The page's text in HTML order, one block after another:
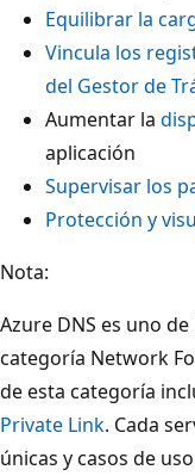
Equilibrar la
Vincula los
del Gestor de
Aumentar la
aplicación
Supervisar los
Protección y
Nota:
Azure DNS es uno
categoría Network
de esta categoría
Private Link. Cada
únicas y casos de